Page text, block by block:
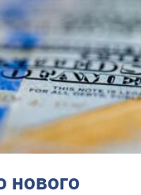
нового